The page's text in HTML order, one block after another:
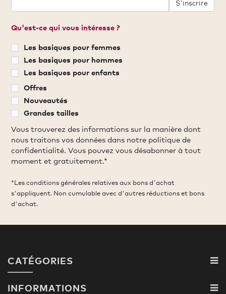
S'inscrire
Qu'est-ce qui vous intéresse ?
Les basiques pour femmes
Les basiques pour hommes
Les basiques pour enfants
Offres
Nouveautés
Grandes tailles
Vous trouverez des informations sur la manière dont
nous traitons vos données dans notre politique de
confidentialité. Vous pouvez vous désabonner à tout
moment et gratuitement.*
*Les conditions générales relatives aux bons d'achat
s'appliquent. Non cumulable avec d'autres réductions et bons
d'achat.
CATÉGORIES
INFORMATIONS